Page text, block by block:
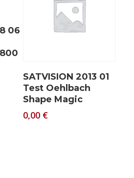
06
Download
SATVISION 2013 01
Test Oehlbach
Shape Magic
0,00 €